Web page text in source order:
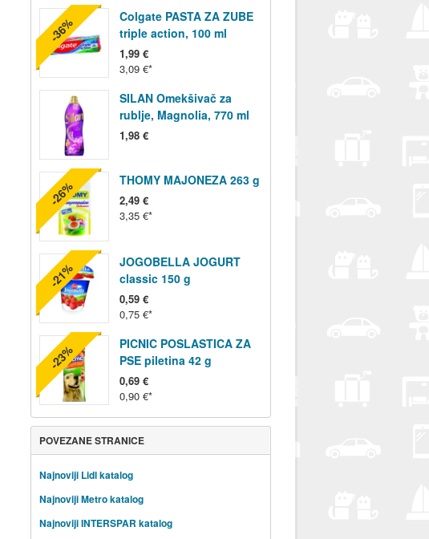
Colgate PASTA ZA ZUBE
triple action, 100 ml
1,99 €
3,09 €
-36%
SILAN Omekšivač za
rublje, Magnolia, 770 ml
1,98 €
THOMY MAJONEZA 263 g
2,49 €
3,35 €
-26%
JOGOBELLA JOGURT
classic 150 g
0,59 €
0,75 €
-21%
PICNIC POSLASTICA ZA
PSE piletina 42 g
0,69 €
0,90 €
-23%
POVEZANE STRANICE
Najnoviji Lidl katalog
Najnoviji Metro katalog
Najnoviji INTERSPAR katalog